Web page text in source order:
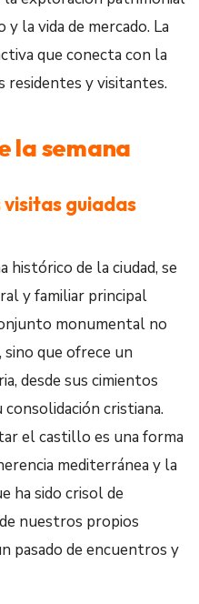
la vida de mercado. La
que conecta con la
residentes y visitantes.
la semana
visitas guiadas
histórico de la ciudad, se
y familiar principal
monumental no
que ofrece un
desde sus cimientos
consolidación cristiana.
el castillo es una forma
mediterránea y la
ha sido crisol de
nuestros propios
pasado de encuentros y